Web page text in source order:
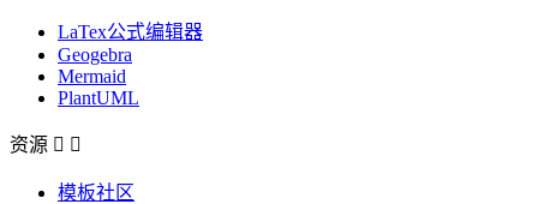
LaTex公式编辑器
Geogebra
Mermaid
PlantUML
资源  
模板社区